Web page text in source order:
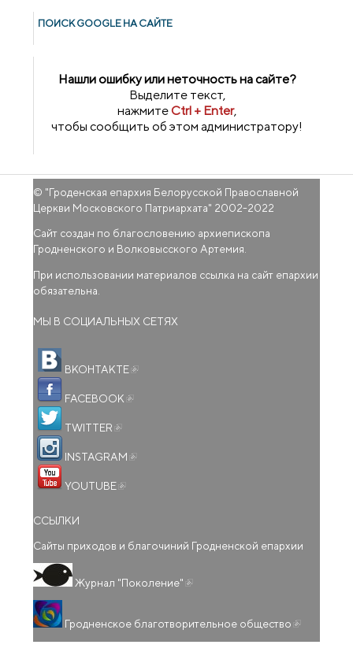
ПОИСК GOОGLE НА САЙТЕ
Нашли ошибку или неточность на сайте?
Выделите текст,
нажмитеCtrl + Enter,
чтобы сообщить об этом администратору!
© "Гроденская епархия Белорусской Православной
Церкви Московского Патриархата" 2002-2022
Сайт создан по благословению архиепископа
Гродненского и Волковысского Артемия.
При использовании материалов ссылка на сайт епархии
обязательна.
МЫ В СОЦИАЛЬНЫХ СЕТЯХ
ВКОНТАКТЕ
FACEBOOK
TWITTER
INSTAGRAM
YOUTUBE
ССЫЛКИ
Сайты приходов и благочиний Гродненской епархии
Журнал "Поколение"
Гродненское благотворительное общество ссылка)